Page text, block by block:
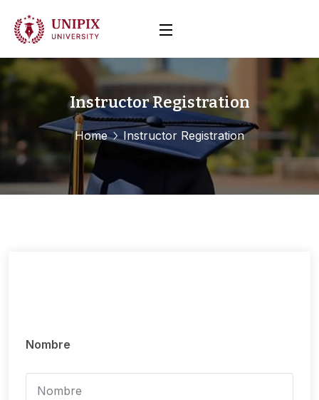
Instructor Registration
Home Instructor Registration
Nombre